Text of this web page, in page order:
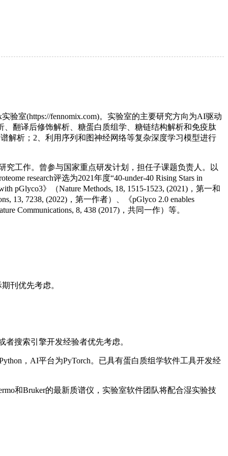
验室(https://fennomix.com)。实验室的主要研究方向为AI驱动
翻译后修饰解析、糖蛋白质组学、糖链结构解析和免疫肽
解析；2、利用序列和图神经网络等复杂深度学习模型进行
究工作。曾参与国家重点研发计划，担任子课题负责人。以
research评选为2021年度“40-under-40 Rising Stars in
pGlyco3》（Nature Methods, 18, 1515-1523, (2021)，第一和
13, 7238, (2022)，第一作者）、《pGlyco 2.0 enables
Communications, 8, 438 (2017)，共同一作）等。
刊优先考虑。
搜索引擎开发经验者优先考虑。
，AI平台为PyTorch。已具有蛋白质组学软件工具开发经
和Bruker的最新质谱仪，实验室软件团队将配合湿实验技